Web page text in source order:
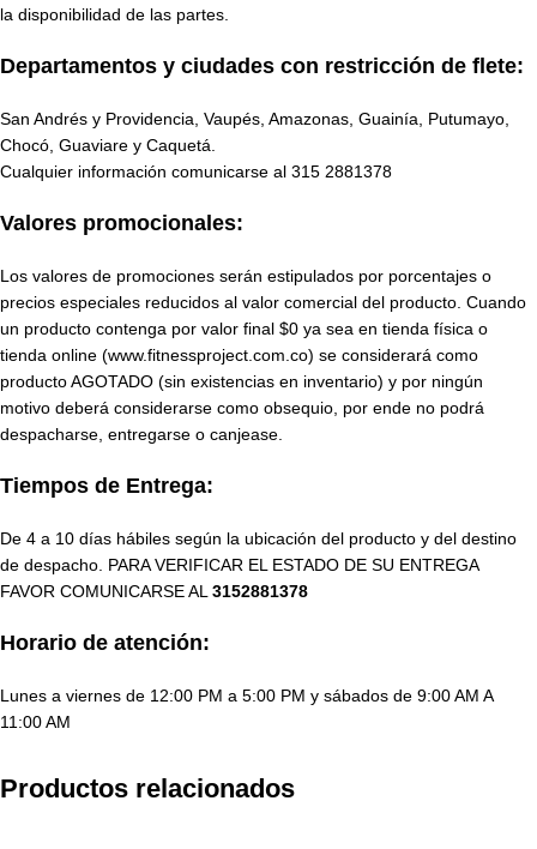
la disponibilidad de las partes.
Departamentos y ciudades con restricción de flete:
San Andrés y Providencia, Vaupés, Amazonas, Guainía, Putumayo,
Chocó, Guaviare y Caquetá.
Cualquier información comunicarse al 315 2881378
Valores promocionales:
Los valores de promociones serán estipulados por porcentajes o
precios especiales reducidos al valor comercial del producto. Cuando
un producto contenga por valor final $0 ya sea en tienda física o
tienda online (www.fitnessproject.com.co) se considerará como
producto AGOTADO (sin existencias en inventario) y por ningún
motivo deberá considerarse como obsequio, por ende no podrá
despacharse, entregarse o canjease.
Tiempos de Entrega:
De 4 a 10 días hábiles según la ubicación del producto y del destino
de despacho. PARA VERIFICAR EL ESTADO DE SU ENTREGA
FAVOR COMUNICARSE AL 3152881378
Horario de atención:
Lunes a viernes de 12:00 PM a 5:00 PM y sábados de 9:00 AM A
11:00 AM
Productos relacionados